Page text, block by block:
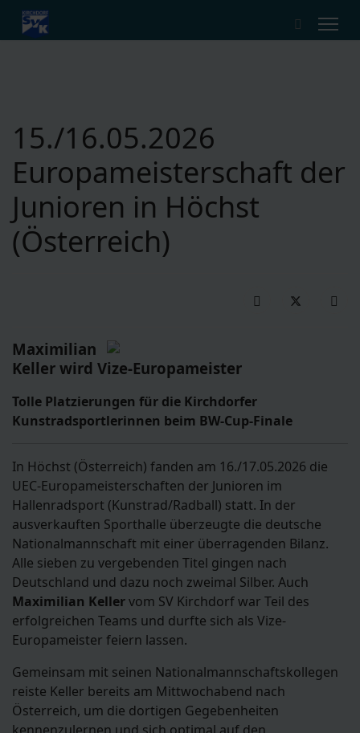
15./16.05.2026
Europameisterschaft der
Junioren in Höchst
(Österreich)
Maximilian
Keller wird Vize-Europameister
Tolle Platzierungen für die Kirchdorfer
Kunstradsportlerinnen beim BW-Cup-Finale
In Höchst (Österreich) fanden am 16./17.05.2026 die
UEC-Europameisterschaften der Junioren im
Hallenradsport (Kunstrad/Radball) statt. In der
ausverkauften Sporthalle überzeugte die deutsche
Nationalmannschaft mit einer überragenden Bilanz.
Alle sieben zu vergebenden Titel gingen nach
Deutschland und dazu noch zweimal Silber. Auch
Maximilian Kellervom SV Kirchdorf war Teil des
erfolgreichen Teams und durfte sich als Vize-
Europameister feiern lassen.
Gemeinsam mit seinen Nationalmannschaftskollegen
reiste Keller bereits am Mittwochabend nach
Österreich, um die dortigen Gegebenheiten